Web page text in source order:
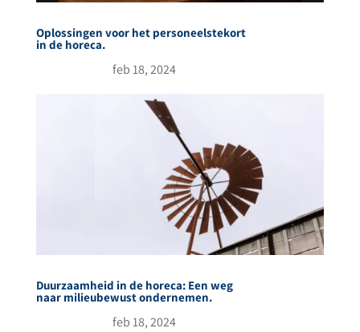
Oplossingen voor het personeelstekort
in de horeca.
feb 18, 2024
Duurzaamheid in de horeca: Een weg
naar milieubewust ondernemen.
feb 18, 2024